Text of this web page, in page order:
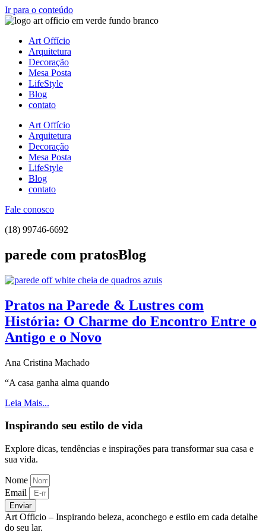
Ir para o conteúdo
Art Offício
Arquitetura
Decoração
Mesa Posta
LifeStyle
Blog
contato
Art Offício
Arquitetura
Decoração
Mesa Posta
LifeStyle
Blog
contato
Fale conosco
(18) 99746-6692
parede com pratosBlog
Pratos na Parede & Lustres com
História: O Charme do Encontro Entre o
Antigo e o Novo
Ana Cristina Machado
“A casa ganha alma quando
Leia Mais...
Inspirando seu estilo de vida
Explore dicas, tendências e inspirações para transformar sua casa e
sua vida.
Nome
Email
Enviar
Art Officio – Inspirando beleza, aconchego e estilo em cada detalhe
do seu lar.